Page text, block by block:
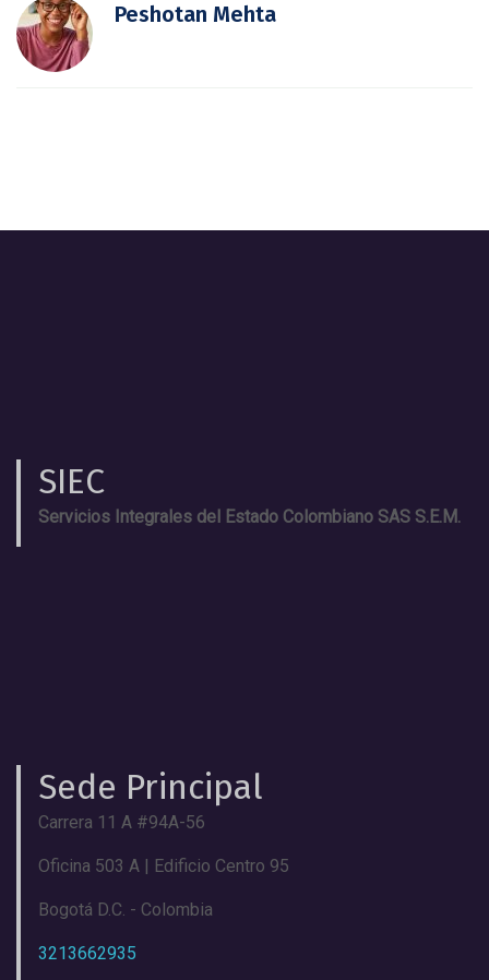
Peshotan Mehta
SIEC
Servicios Integrales del Estado Colombiano SAS S.E.M.
Sede Principal
Carrera 11 A #94A-56
Oficina 503 A | Edificio Centro 95
Bogotá D.C. - Colombia
3213662935